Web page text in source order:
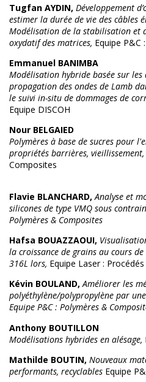
Tugfan AYDIN, Développement
estimer la durée de vie des câbles
Modélisation de la stabilisation et
oxydatif des matrices, Equipe P&C
Emmanuel BANIMBA
Modélisation hybride basée sur
propagation des ondes de Lamb
le suivi in-situ de dommages de
Equipe DISCOH
Nour BELGAIED
Polymères à base de sucres pour
propriétés barrières, vieillissement,
Composites
Flavie BLANCHARD,Analyse et
silicones de type VMQ sous
Polymères & Composites
Hafsa BOUAZZAOUI,
la croissance de grains au cours
316L lors, Equipe Laser :
Kévin BOULAND,Améliorer les
polyéthylène/polypropylène par
Equipe P&C : Polymères &
Anthony BOUTILLON
Modélisations hybrides en alésage,
Mathilde BOUTIN, Nouveaux
performants, recyclables Equipe